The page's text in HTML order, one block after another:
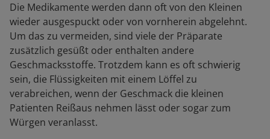
Die Medikamente werden dann oft von den Kleinen
wieder ausgespuckt oder von vornherein abgelehnt.
Um das zu vermeiden, sind viele der Präparate
zusätzlich gesüßt oder enthalten andere
Geschmacksstoffe. Trotzdem kann es oft schwierig
sein, die Flüssigkeiten mit einem Löffel zu
verabreichen, wenn der Geschmack die kleinen
Patienten Reißaus nehmen lässt oder sogar zum
Würgen veranlasst.